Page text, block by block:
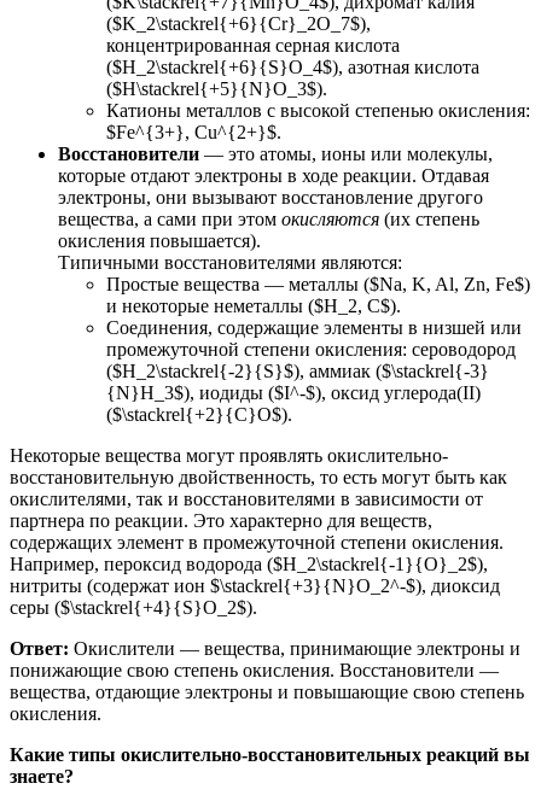
($K_2\stackrel{+6}{Cr}_2O_7$),
концентрированная серная кислота
($H_2\stackrel{+6}{S}O_4$), азотная кислота
($H\stackrel{+5}{N}O_3$).
Катионы металлов с высокой степенью окисления:
$Fe^{3+}, Cu^{2+}$.
Восстановители — это атомы, ионы или молекулы,
которые отдают электроны в ходе реакции. Отдавая
электроны, они вызывают восстановление другого
вещества, а сами при этом окисляются (их степень
окисления повышается).
Типичными восстановителями являются:
Простые вещества — металлы ($Na, K, Al, Zn, Fe$)
и некоторые неметаллы ($H_2, C$).
Соединения, содержащие элементы в низшей или
промежуточной степени окисления: сероводород
($H_2\stackrel{-2}{S}$), аммиак ($\stackrel{-3}
{N}H_3$), иодиды ($I^-$), оксид углерода(II)
($\stackrel{+2}{C}O$).
Некоторые вещества могут проявлять окислительно-
восстановительную двойственность, то есть могут быть как
окислителями, так и восстановителями в зависимости от
партнера по реакции. Это характерно для веществ,
содержащих элемент в промежуточной степени окисления.
Например, пероксид водорода ($H_2\stackrel{-1}{O}_2$),
нитриты (содержат ион $\stackrel{+3}{N}O_2^-$), диоксид
серы ($\stackrel{+4}{S}O_2$).
Ответ: Окислители — вещества, принимающие электроны и
понижающие свою степень окисления. Восстановители —
вещества, отдающие электроны и повышающие свою степень
окисления.
Какие типы окислительно-восстановительных реакций вы
знаете?